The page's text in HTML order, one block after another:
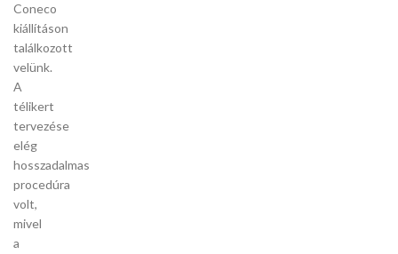
Coneco
kiállításon
találkozott
velünk.
A
télikert
tervezése
elég
hosszadalmas
procedúra
volt,
mivel
a